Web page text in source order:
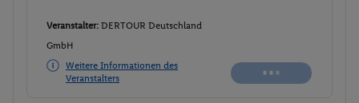
Veranstalter: DERTOUR Deutschland
GmbH
Weitere Informationen des
Veranstalters